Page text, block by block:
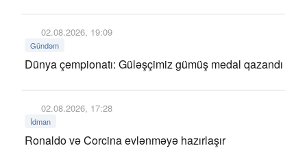
02.08.2026, 19:09
Gündəm
Dünya çempionatı: Güləşçimiz gümüş medal qazandı
02.08.2026, 17:28
İdman
Ronaldo və Corcina evlənməyə hazırlaşır